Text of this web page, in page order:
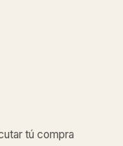
tú compra